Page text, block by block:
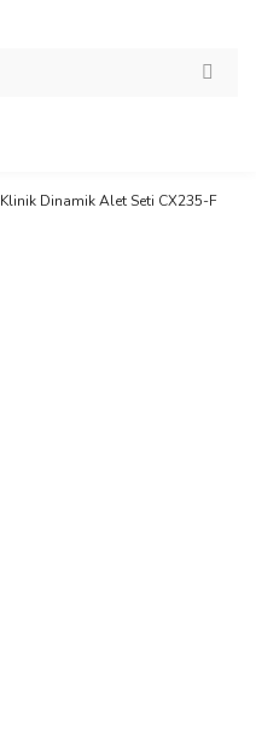
Klinik Dinamik Alet Seti CX235-F